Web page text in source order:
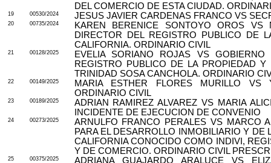
DEL COMERCIO DE ESTA CIUDAD.
19 00530/2024 JESUS JAVIER CARDENAS FRANCO VS
20 00735/2024
KAREN BERENICE SONTOYO OROS VS
DIRECTOR DEL REGISTRO PUBLICO DE
CALIFORNIA. ORDINARIO CIVIL
21 00128/2025
EVELIA SORIANO ROJAS VS
REGISTRO PUBLICO DE LA PROPIEDAD
TRINIDAD SOSA CANCHOLA. ORDINARIO
22 00149/2025
MARIA ESTHER FLORES MURILLO VS
ORDINARIO CIVIL
23 00189/2025
ADRIAN RAMIREZ ALVAREZ VS MARIA
INCIDENTE DE EJECUCION DE CONVENIO
24 00273/2025
ARNULFO FRANCO PERALES VS MARCO
PARA EL DESARROLLO INMOBILIARIO Y DE
CALIFORNIA CONOCIDO COMO INDIVI,
Y DE COMERCIO. ORDINARIO CIVIL
25 00375/2025
ADRIANA GUAJARDO ARALUCE VS